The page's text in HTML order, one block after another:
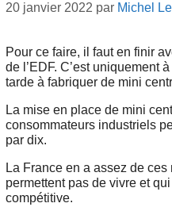
20 janvier 2022 par Michel
Pour ce faire, il faut en finir
de l’EDF. C’est uniquement
tarde à fabriquer de mini
La mise en place de mini
consommateurs industriels
par dix.
La France en a assez de
permettent pas de vivre et
compétitive.